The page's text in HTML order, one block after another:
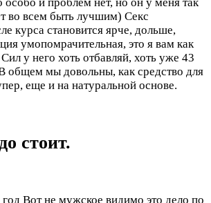
во всем быть лучшим) Секс
курса становится ярче, дольше,
умопомрачительная, это я вам как
у него хоть отбавляй, хоть уже 43
общем мы довольны, как средство для
еще и на натуральной основе.
стоит.
Вот не мужское видимо это дело по